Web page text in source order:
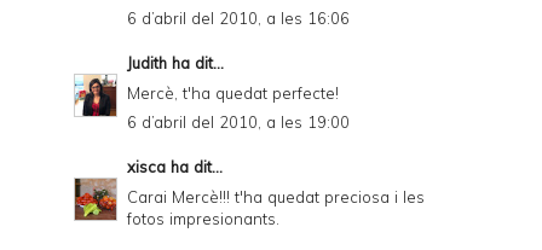
6 d’abril del 2010, a les 16:06
Judith ha dit...
Mercè, t'ha quedat perfecte!
6 d’abril del 2010, a les 19:00
xisca ha dit...
Carai Mercè!!! t'ha quedat preciosa i les
fotos impresionants.